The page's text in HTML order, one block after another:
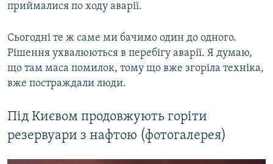
приймалися по ходу аварії.
Сьогодні те ж саме ми бачимо один до одного.
Рішення ухвалюються в перебігу аварії. Я думаю,
що там маса помилок, тому що вже згоріла техніка,
вже постраждали люди.
Під Києвом продовжують горіти
резервуари з нафтою (фотогалерея)